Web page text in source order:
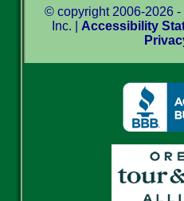
© copyright 2006-2026 -
Inc. | Accessibility